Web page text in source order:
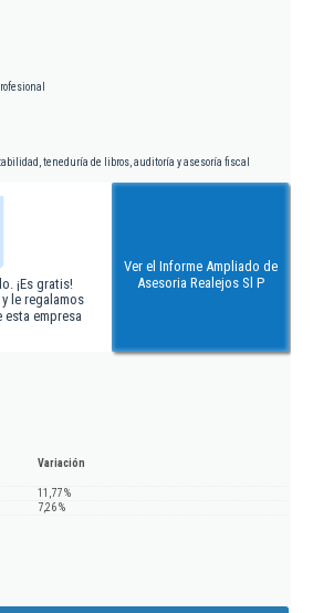
teneduría de libros, auditoría y asesoría fiscal
¡Es gratis!
le regalamos
esta empresa
Ver el Informe Ampliado de
Asesoria Realejos Sl P
Variación
11,77 %
7,26 %